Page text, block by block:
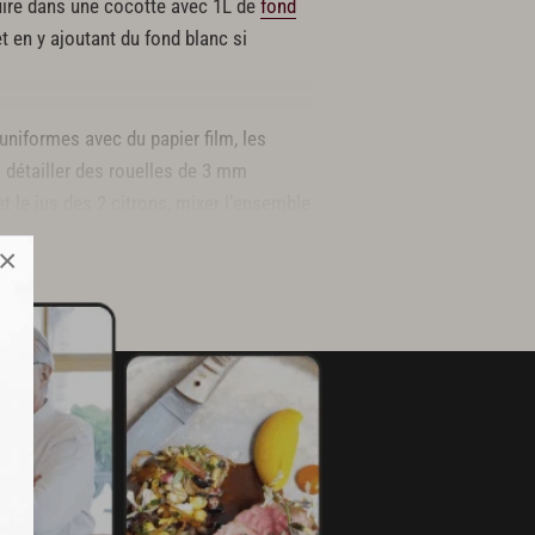
×
dans une cocotte avec 1L de fond
en y ajoutant du fond blanc si
avec du papier film, les
des rouelles de 3 mm